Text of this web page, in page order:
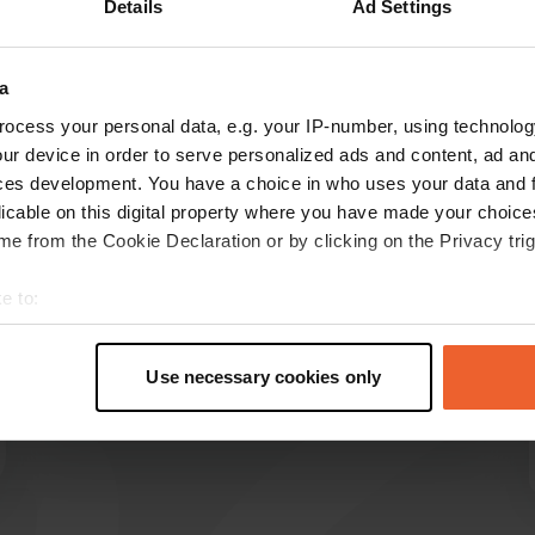
Details Ad Settings
your personal data, e.g. your IP-number, using
device in order to serve personalized ads and content, ad
development. You have a choice in who uses your data and
on this digital property where you have made your
from the Cookie Declaration or by clicking on the Privacy
to:
geographical location which can be accurate to within
personal data is processed and set your preferences in the
content and ads, to provide social media features and to
Use necessary cookies only
Montre plus
avis
e erikb1964@hotmail.com
sept. 2023
impeccablement propres... définitivement
recommandées !